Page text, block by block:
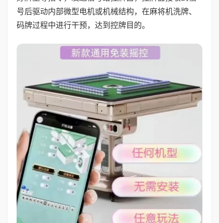
号后驱动内部微型电机或机械结构，在麻将机洗牌、
码牌过程中进行干预，达到控牌目的。